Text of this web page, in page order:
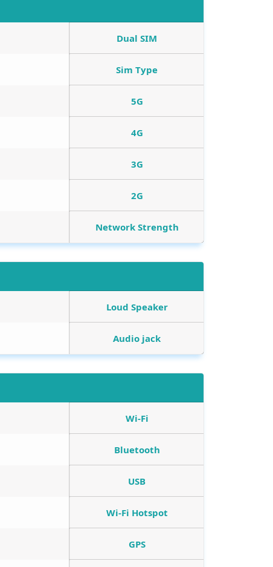
Dual SIM
Sim Type
5G
4G
3G
2G
Network Strength
Loud Speaker
Audio jack
Wi-Fi
Bluetooth
USB
Wi-Fi Hotspot
GPS